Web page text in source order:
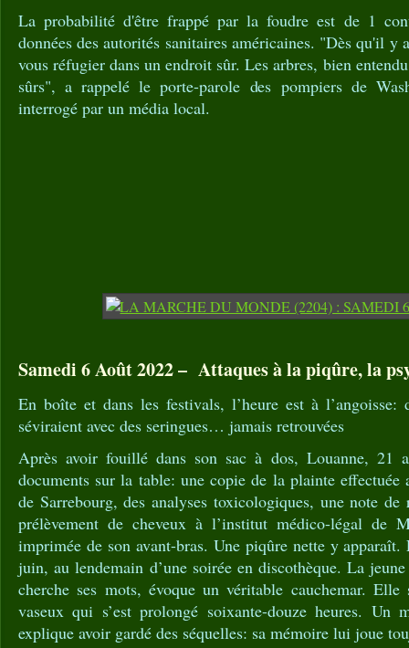
La probabilité d'être frappé par la foudre est de 1
données des autorités sanitaires américaines. "Dès qu'il y
vous réfugier dans un endroit sûr. Les arbres, bien
sûrs", a rappelé le porte-parole des pompiers de
interrogé par un média local.
Samedi 6 Août 2022 – Attaques à la piqûre, la
En boîte et dans les festivals, l’heure est à l’angoisse:
séviraient avec des seringues… jamais retrouvées
Après avoir fouillé dans son sac à dos, Louanne, 21
documents sur la table: une copie de la plainte effectuée
de Sarrebourg, des analyses toxicologiques, une note
prélèvement de cheveux à l’institut médico-légal de
imprimée de son avant-bras. Une piqûre nette y
juin, au lendemain d’une soirée en discothèque. La
cherche ses mots, évoque un véritable cauchemar. Elle
vaseux qui s’est prolongé soixante-douze heures. Un
explique avoir gardé des séquelles: sa mémoire lui joue